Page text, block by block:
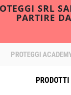
SRL
PARTIRE
PROTEGGI
PRODOTTI